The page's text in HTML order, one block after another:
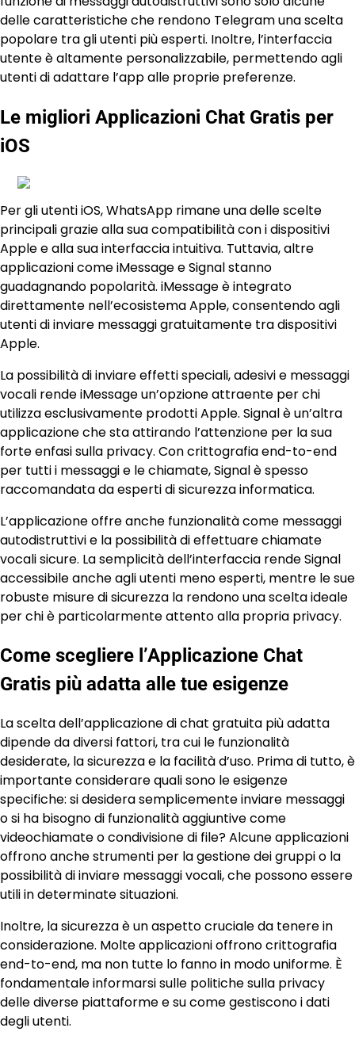
delle caratteristiche che rendono Telegram una scelta
popolare tra gli utenti più esperti. Inoltre, l’interfaccia
utente è altamente personalizzabile, permettendo agli
utenti di adattare l’app alle proprie preferenze.
Le migliori Applicazioni Chat Gratis per
iOS
Per gli utenti iOS, WhatsApp rimane una delle scelte
principali grazie alla sua compatibilità con i dispositivi
Apple e alla sua interfaccia intuitiva. Tuttavia, altre
applicazioni come iMessage e Signal stanno
guadagnando popolarità. iMessage è integrato
direttamente nell’ecosistema Apple, consentendo agli
utenti di inviare messaggi gratuitamente tra dispositivi
Apple.
La possibilità di inviare effetti speciali, adesivi e messaggi
vocali rende iMessage un’opzione attraente per chi
utilizza esclusivamente prodotti Apple. Signal è un’altra
applicazione che sta attirando l’attenzione per la sua
forte enfasi sulla privacy. Con crittografia end-to-end
per tutti i messaggi e le chiamate, Signal è spesso
raccomandata da esperti di sicurezza informatica.
L’applicazione offre anche funzionalità come messaggi
autodistruttivi e la possibilità di effettuare chiamate
vocali sicure. La semplicità dell’interfaccia rende Signal
accessibile anche agli utenti meno esperti, mentre le sue
robuste misure di sicurezza la rendono una scelta ideale
per chi è particolarmente attento alla propria privacy.
Come scegliere l’Applicazione Chat
Gratis più adatta alle tue esigenze
La scelta dell’applicazione di chat gratuita più adatta
dipende da diversi fattori, tra cui le funzionalità
desiderate, la sicurezza e la facilità d’uso. Prima di tutto, è
importante considerare quali sono le esigenze
specifiche: si desidera semplicemente inviare messaggi
o si ha bisogno di funzionalità aggiuntive come
videochiamate o condivisione di file? Alcune applicazioni
offrono anche strumenti per la gestione dei gruppi o la
possibilità di inviare messaggi vocali, che possono essere
utili in determinate situazioni.
Inoltre, la sicurezza è un aspetto cruciale da tenere in
considerazione. Molte applicazioni offrono crittografia
end-to-end, ma non tutte lo fanno in modo uniforme. È
fondamentale informarsi sulle politiche sulla privacy
delle diverse piattaforme e su come gestiscono i dati
degli utenti.